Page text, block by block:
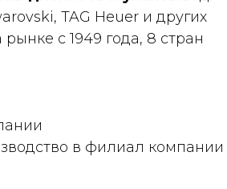
TAG Heuer и других
с 1949 года, 8 стран
в филиал компании